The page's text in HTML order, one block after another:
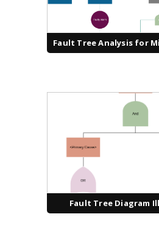
Fault Tree Analysis for
Fault Tree Diagram